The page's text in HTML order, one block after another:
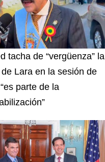
tacha de “vergüenza” la
Lara en la sesión de
parte de la